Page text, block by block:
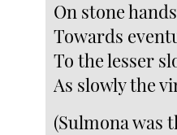
On stone
Towards
To the lesser
As slowly the
(Sulmona was